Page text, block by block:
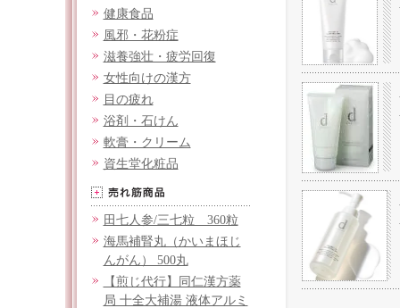
健康食品
風邪・花粉症
滋養強壮・疲労回復
女性向けの漢方
目の疲れ
浴剤・石けん
軟膏・クリーム
資生堂化粧品
田七人参/三七粒 360粒
海馬補腎丸（かいまほじ
んがん） 500丸
【煎じ代行】同仁漢方薬
局 十全大補湯 液体アルミ